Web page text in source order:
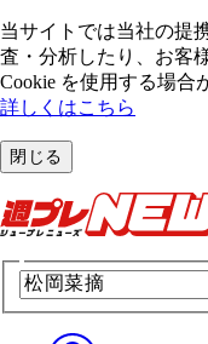
当サイトでは当社の提
査・分析したり、お客
Cookie を使⽤する場合
詳しくはこちら
閉じる